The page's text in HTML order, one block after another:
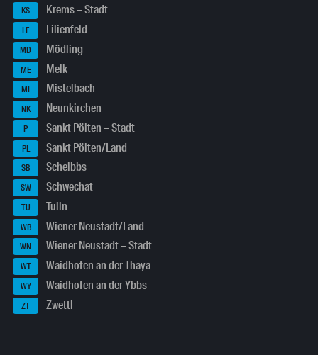
KS Krems – Stadt
LF Lilienfeld
MD Mödling
ME Melk
MI Mistelbach
NK Neunkirchen
P Sankt Pölten – Stadt
PL Sankt Pölten/Land
SB Scheibbs
SW Schwechat
TU Tulln
WB Wiener Neustadt/Land
WN Wiener Neustadt – Stadt
WT Waidhofen an der Thaya
WY Waidhofen an der Ybbs
ZT Zwettl